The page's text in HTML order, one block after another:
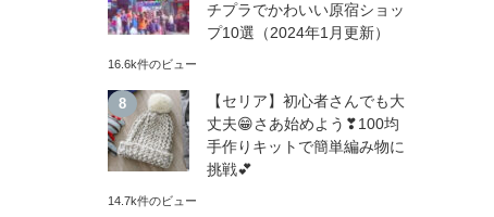
チプラでかわいい原宿ショッ
プ10選（2024年1月更新）
16.6k件のビュー
【セリア】初心者さんでも大
丈夫😁さあ始めよう❣100均
手作りキットで簡単編み物に
挑戦💕
14.7k件のビュー